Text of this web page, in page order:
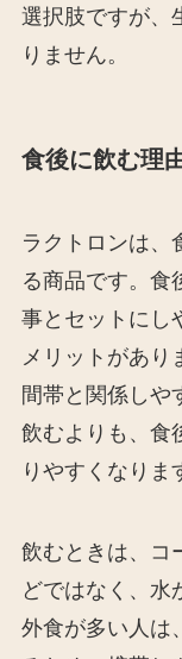
選択肢ですが、
りません。
食後に飲む理
ラクトロンは、
る商品です。食
事とセットにし
メリットがあり
間帯と関係しや
飲むよりも、食
りやすくなりま
飲むときは、コ
どではなく、水
外食が多い人は